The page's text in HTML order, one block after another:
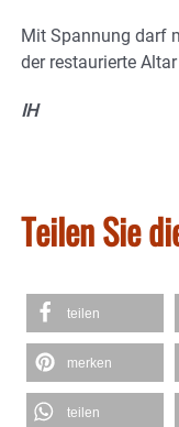
Mit Spannung darf
der restaurierte
IH
Teilen Sie
teilen
merken
teilen